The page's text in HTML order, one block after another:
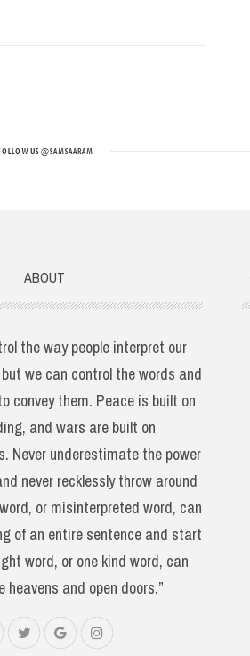
US@SAMSAARAM
ABOUT
the way people interpret our
we can control the words and
convey them. Peace is built on
and wars are built on
Never underestimate the power
never recklessly throw around
or misinterpreted word, can
of an entire sentence and start
word, or one kind word, can
heavens and open doors.”